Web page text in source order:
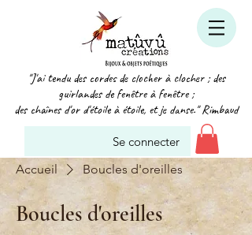
"J'ai tendu des cordes de clocher à clocher ; des
guirlandes de fenêtre à fenêtre ;
des chaînes d'or d'étoile à étoile, et je danse." Rimbaud
Se connecter
Accueil
Boucles d'oreilles
Boucles d'oreilles